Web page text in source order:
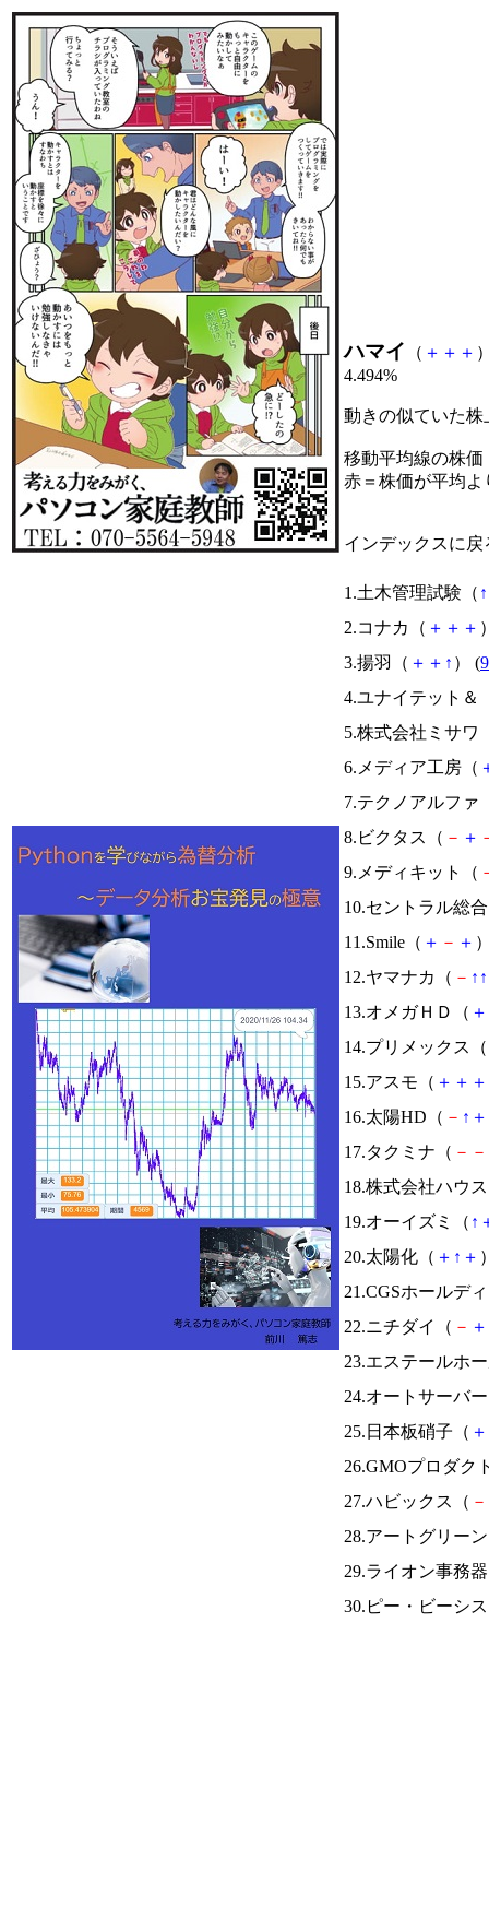
ハマイ （ ＋ ＋ ＋
4.494%
動きの似ていた
移動平均線の株価
赤＝株価が平均
インデックスに戻
1.土木管理試験（ ↑
2.コナカ（ ＋ ＋ ＋
3.揚羽（ ＋ ＋ ↑ ） (
4.ユナイテット＆
5.株式会社ミサワ
6.メディア工房（
7.テクノアルファ
8.ビクタス（ － ＋
9.メディキット（
10.セントラル総
11.Smile（ ＋ － ＋
12.ヤマナカ（ － ↑ ↑
13.オメガＨＤ（ ＋
14.プリメックス（
15.アスモ（ ＋ ＋ ＋
16.太陽HD（ － ↑ ＋
17.タクミナ（ － －
18.株式会社ハウ
19.オーイズミ（ ↑
20.太陽化（ ＋ ↑ ＋
21.CGSホールデ
22.ニチダイ（ － ＋
23.エステールホ
24.オートサーバ
25.日本板硝子（ ＋
26.GMOプロダク
27.ハビックス（ －
28.アートグリー
29.ライオン事務
30.ピー・ビーシ